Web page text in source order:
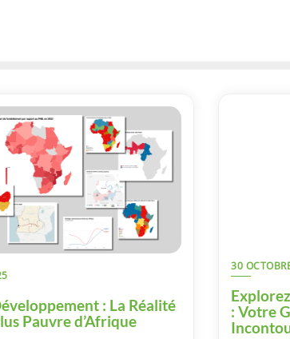
: La Réalité
Pauvre d’Afrique
30
: Votre